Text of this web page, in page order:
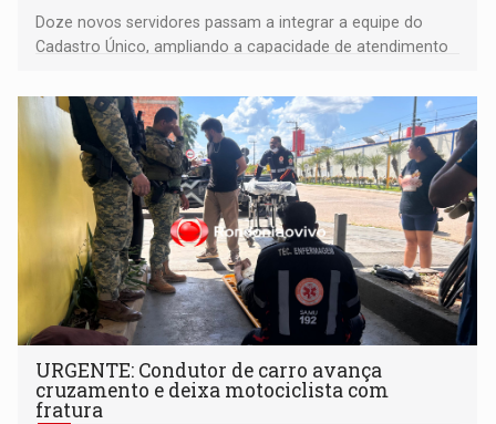
Doze novos servidores passam a integrar a equipe do
Cadastro Único, ampliando a capacidade de atendimento
URGENTE: Condutor de carro avança
cruzamento e deixa motociclista com
fratura